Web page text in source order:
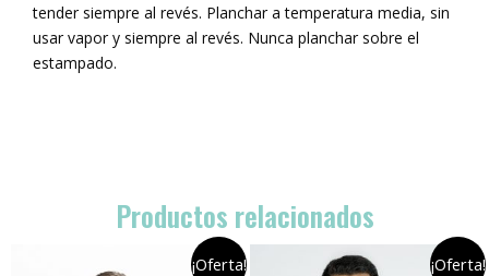
tender siempre al revés. Planchar a temperatura media, sin
usar vapor y siempre al revés. Nunca planchar sobre el
estampado.
Productos relacionados
¡Oferta! ¡Oferta!